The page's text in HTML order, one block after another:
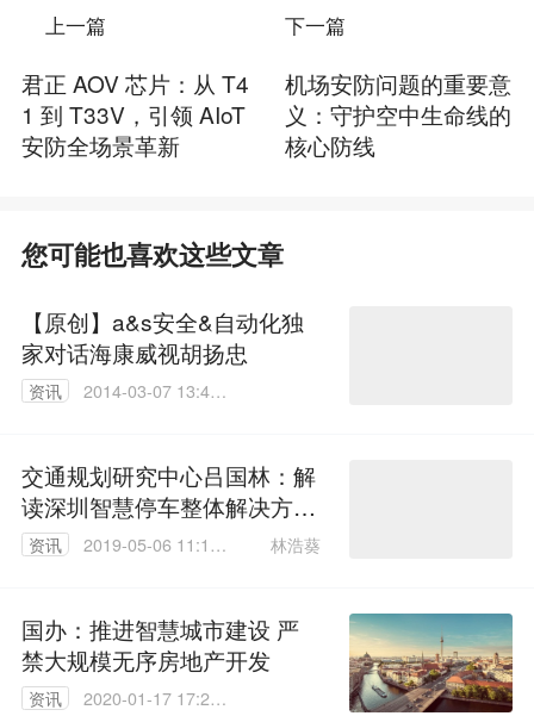
上一篇
君正 AOV 芯片：从 T4
1 到 T33V，引领 AIoT
安防全场景革新
下一篇
机场安防问题的重要意
义：守护空中生命线的
核心防线
您可能也喜欢这些文章
【原创】a&s安全&自动化独
家对话海康威视胡扬忠
资讯
2014-03-07 13:46:
交通规划研究中心吕国林：解
读深圳智慧停车整体解决方案
关键技术与应用
资讯
2019-05-06 11:12:
林浩葵
国办：推进智慧城市建设 严
禁大规模无序房地产开发
资讯
2020-01-17 17:21: